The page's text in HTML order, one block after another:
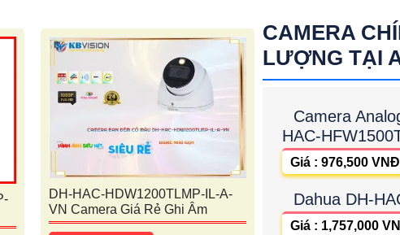
DH-HAC-HDW1200TLMP-IL-A-
VN Camera Giá Rẻ Ghi Âm
CAMERA
LƯỢNG TẠI
Camera
HAC-
Giá : 976,500 VNĐ
Dahua DH-
Giá : 1,757,000